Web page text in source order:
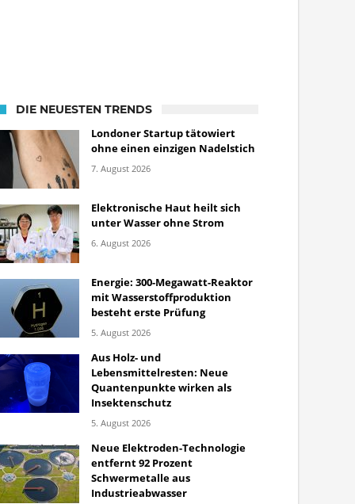
DIE NEUESTEN TRENDS
Londoner Startup tätowiert
ohne einen einzigen Nadelstich
7. August 2026
Elektronische Haut heilt sich
unter Wasser ohne Strom
6. August 2026
Energie: 300-Megawatt-Reaktor
mit Wasserstoffproduktion
besteht erste Prüfung
5. August 2026
Aus Holz- und
Lebensmittelresten: Neue
Quantenpunkte wirken als
Insektenschutz
5. August 2026
Neue Elektroden-Technologie
entfernt 92 Prozent
Schwermetalle aus
Industrieabwasser